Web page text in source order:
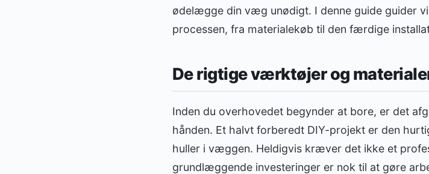
ødelægge din væg unødigt. I denne guide guider
processen, fra materialekøb til den færdige
De rigtige værktøjer og
Inden du overhovedet begynder at bore, er det
hånden. Et halvt forberedt DIY-projekt er den
huller i væggen. Heldigvis kræver det ikke et
grundlæggende investeringer er nok til at gøre